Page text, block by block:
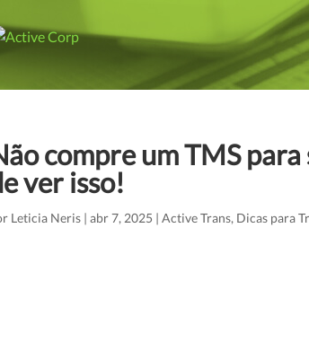
compre um TMS
ver isso!
Leticia Neris |abr 7, 2025 |Active Trans, Dicas para